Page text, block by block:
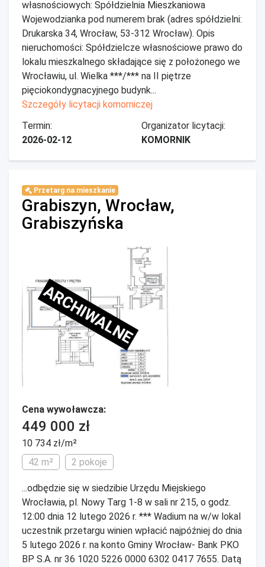
własnościowych: Spółdzielnia Mieszkaniowa
Wojewodzianka pod numerem brak (adres spółdzielni:
Drukarska 34, Wrocław, 53-312 Wrocław). Opis
nieruchomości: Spółdzielcze własnościowe prawo do
lokalu mieszkalnego składające się z położonego we
Wrocławiu, ul. Wielka ***/*** na II piętrze
pięciokondygnacyjnego budynk...
Szczegóły licytacji komorniczej
Termin:
2026-02-12
Organizator licytacji:
KOMORNIK
Przetarg na mieszkanie
Grabiszyn, Wrocław,
Grabiszyńska
ARCHIWALNE
Cena wywoławcza:
449 000 zł
10 734 zł/m²
42 m²
2 pokoje
...odbędzie się w siedzibie Urzędu Miejskiego
Wrocławia, pl. Nowy Targ 1-8 w sali nr 215, o godz.
12:00 dnia 12 lutego 2026 r. *** Wadium na w/w lokal
uczestnik przetargu winien wpłacić najpóźniej do dnia
5 lutego 2026 r. na konto Gminy Wrocław- Bank PKO
BP S.A. nr 36 1020 5226 0000 6302 0417 7655. Datą